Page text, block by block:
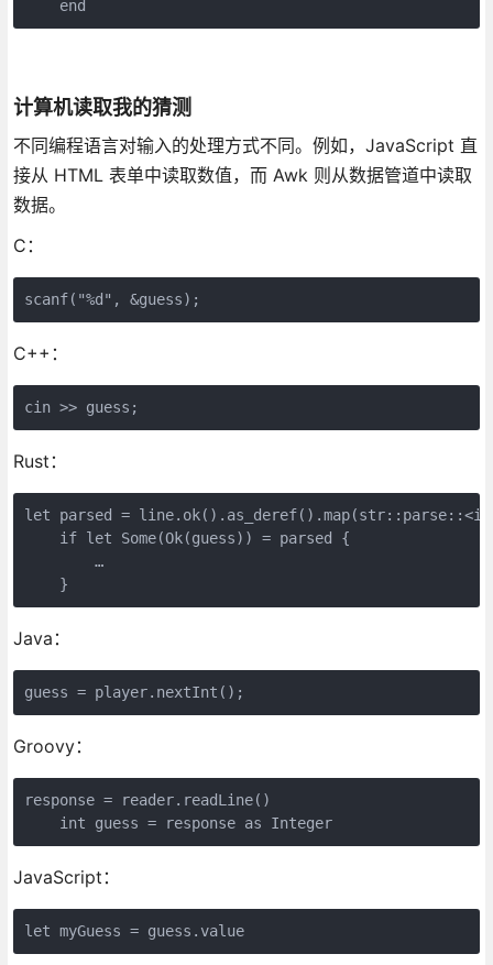
    end
计算机读取我的猜测
不同编程语言对输入的处理方式不同。例如，JavaScript 直
接从 HTML 表单中读取数值，而 Awk 则从数据管道中读取
数据。
C：
scanf("%d", &guess);
C++：
cin >> guess;
Rust：
let parsed =
    if let Some(Ok(guess)) = parsed {
        …
    }
Java：
guess = player.nextInt();
Groovy：
response = reader.readLine()
    int guess = response as Integer
JavaScript：
let myGuess = guess.value